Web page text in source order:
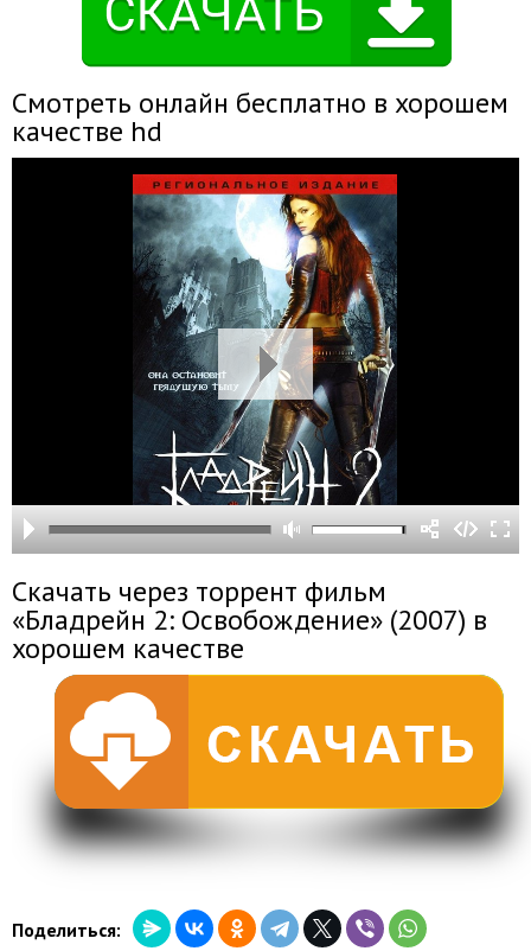
Смотреть онлайн бесплатно в хорошем
качестве hd
Скачать через торрент фильм
«Бладрейн 2: Освобождение» (2007) в
хорошем качестве
Поделиться: